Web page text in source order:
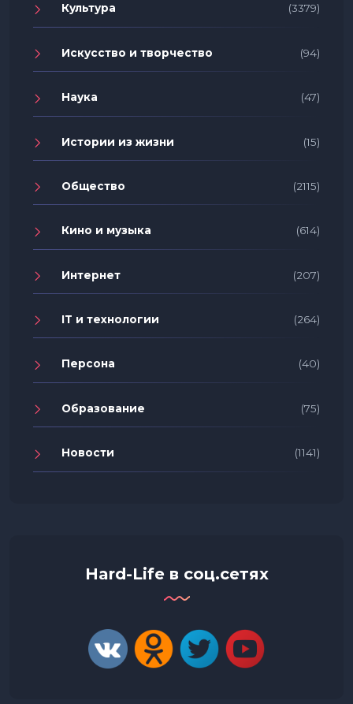
Культура (3379)
Искусство и творчество (94)
Наука (47)
Истории из жизни (15)
Общество (2115)
Кино и музыка (614)
Интернет (207)
IT и технологии (264)
Персона (40)
Образование (75)
Новости (1141)
Hard-Life в соц.сетях